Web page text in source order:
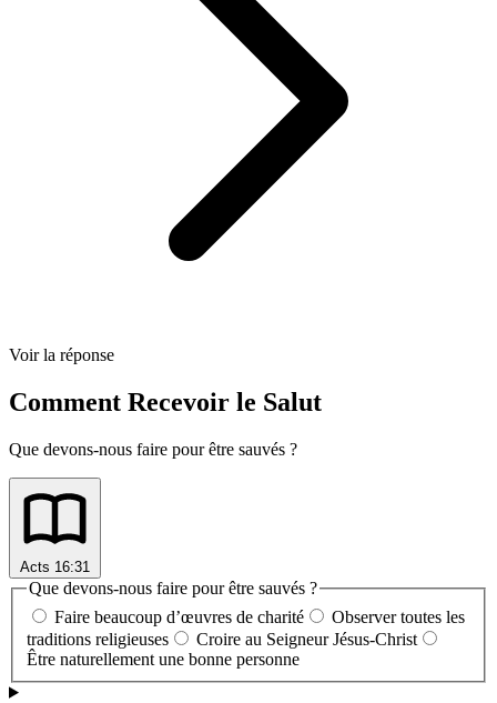
Voir la réponse
Comment Recevoir le Salut
Que devons-nous faire pour être sauvés ?
Acts 16:31
Que devons-nous faire pour être sauvés ?
Faire beaucoup d’œuvres de charité
Observer toutes les
traditions religieuses
Croire au Seigneur Jésus-Christ
Être naturellement une bonne personne